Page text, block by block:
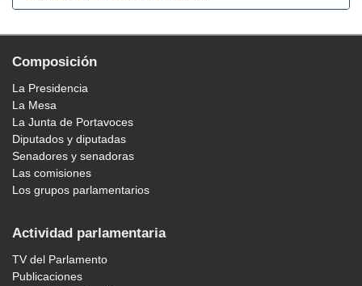
Composición
La Presidencia
La Mesa
La Junta de Portavoces
Diputados y diputadas
Senadores y senadoras
Las comisiones
Los grupos parlamentarios
Actividad parlamentaria
TV del Parlamento
Publicaciones